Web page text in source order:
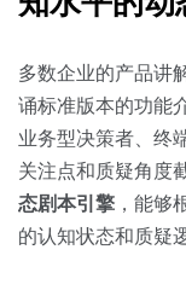
交易跟进
培训辅导
多数企业的产品讲
诵标准版本的功能
业务型决策者、终
关注点和质疑角度
态剧本引擎 ，能够
的认知状态和质疑